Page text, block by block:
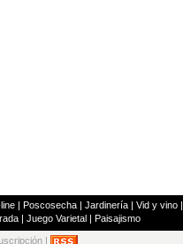
| Poscosecha| Jardinería| Vid y vino|
| Juego Varietal| Paisajismo